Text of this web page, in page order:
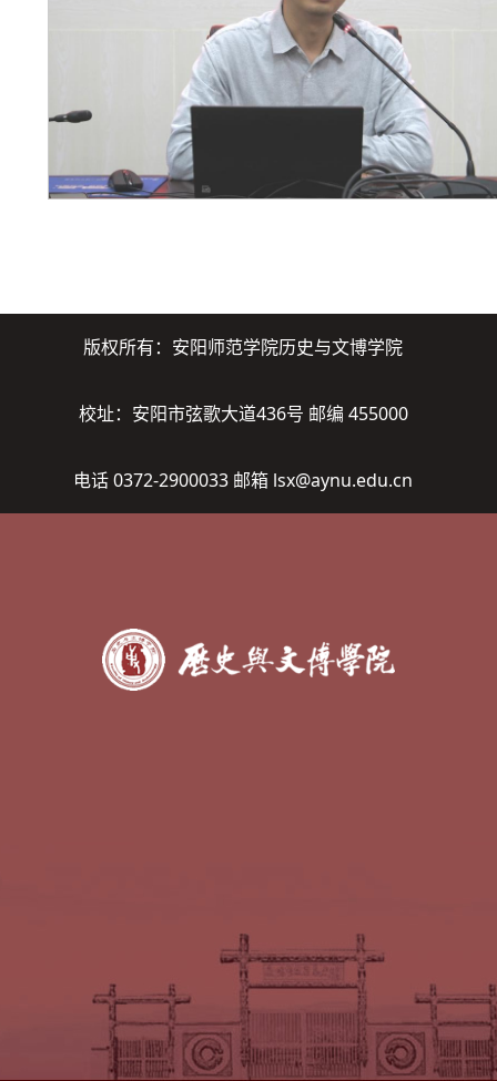
版权所有：安阳师范学院历史与文博学院
校址：安阳市弦歌大道436号 邮编 455000
电话 0372-2900033 邮箱 lsx@aynu.edu.cn